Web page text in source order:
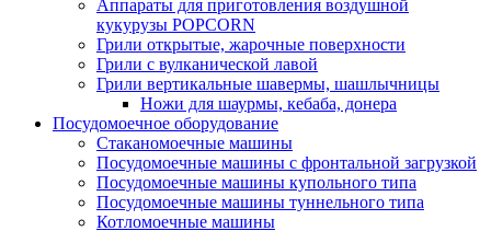
Аппараты для приготовления воздушной
кукурузы POPCORN
Грили открытые, жарочные поверхности
Грили с вулканической лавой
Грили вертикальные шавермы, шашлычницы
Ножи для шаурмы, кебаба, донера
Посудомоечное оборудование
Стаканомоечные машины
Посудомоечные машины с фронтальной загрузкой
Посудомоечные машины купольного типа
Посудомоечные машины туннельного типа
Котломоечные машины